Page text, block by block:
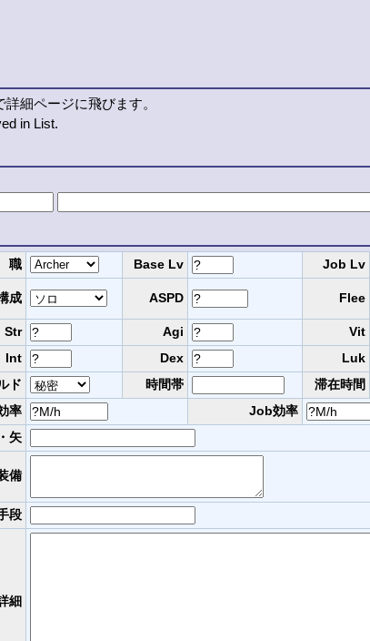
細ページに飛びます。
in List.
職 Base Lv Job Lv
成 ASPD Flee
Str
Agi Vit
Int Dex
Luk
ド
時間帯 滞在時間
率
Job効率
矢
備
段
細